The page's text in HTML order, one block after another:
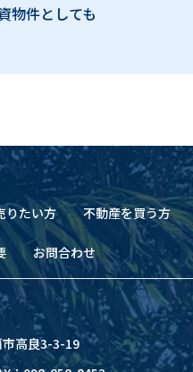
物件としても
りたい方 不動産を買う方
お問合わせ
高良3-3-19